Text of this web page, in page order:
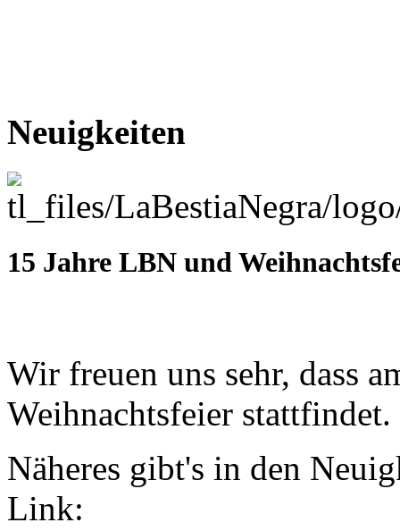
Neuigkeiten
15 Jahre LBN und
Wir freuen uns sehr, dass
Weihnachtsfeier stattfindet.
Näheres gibt's in den
Link: